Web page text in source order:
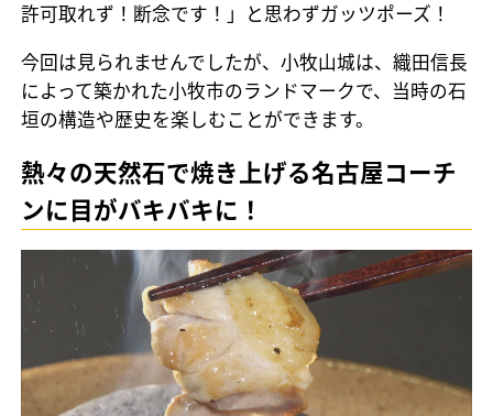
許可取れず！断念です！」と思わずガッツポーズ！
今回は見られませんでしたが、小牧山城は、織田信長
によって築かれた小牧市のランドマークで、当時の石
垣の構造や歴史を楽しむことができます。
熱々の天然石で焼き上げる名古屋コーチ
ンに目がバキバキに！